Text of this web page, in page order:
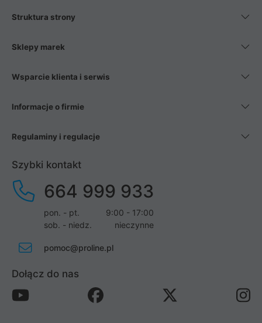
Struktura strony
Sklepy marek
Wsparcie klienta i serwis
Informacje o firmie
Regulaminy i regulacje
Szybki kontakt
664 999 933
pon. - pt.
9:00 - 17:00
sob. - niedz.
nieczynne
pomoc@proline.pl
Dołącz do nas